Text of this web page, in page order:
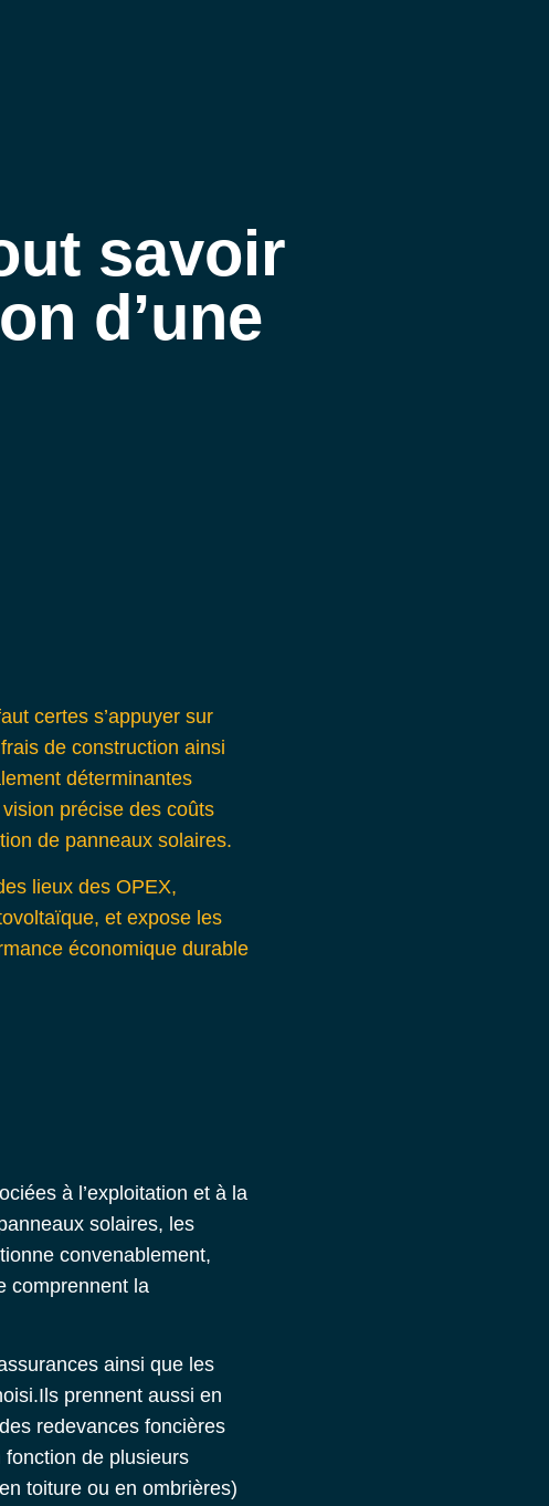
savoir
d’une
certes s’appuyer sur
de construction ainsi
déterminantes
précise des coûts
de panneaux solaires.
lieux des OPEX,
et expose les
économique durable
à l’exploitation et à la
solaires, les
convenablement,
comprennent la
ainsi que les
prennent aussi en
redevances foncières
de plusieurs
toiture ou en ombrières)